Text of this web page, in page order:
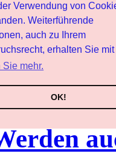
Verwendung von
Weiterführende
auch zu Ihrem
erhalten Sie mit
Sie mehr.
OK!